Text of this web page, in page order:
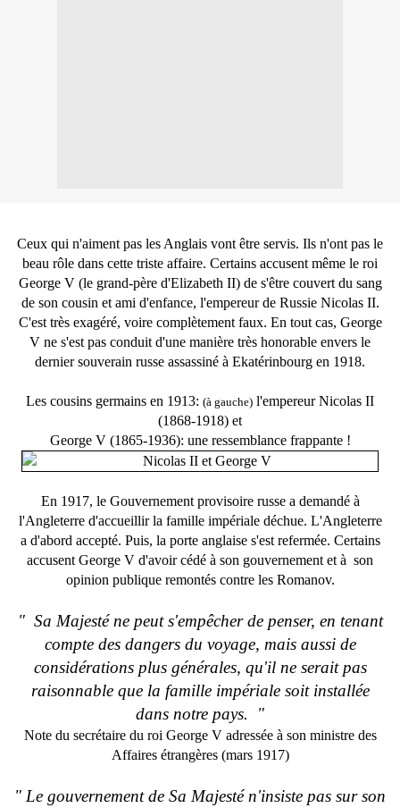
Ceux qui n'aiment pas les Anglais vont être servis. Ils n'ont pas le
beau rôle dans cette triste affaire. Certains accusent même le roi
George V (le grand-père d'Elizabeth II) de s'être couvert du sang
de son cousin et ami d'enfance, l'empereur de Russie Nicolas II.
C'est très exagéré, voire complètement faux. En tout cas, George
V ne s'est pas conduit d'une manière très honorable envers le
dernier souverain russe assassiné à Ekatérinbourg en 1918.
Les cousins germains en 1913: (à gauche) l'empereur Nicolas II
(1868-1918) et
George V (1865-1936): une ressemblance frappante !
En 1917, le Gouvernement provisoire russe a demandé à
l'Angleterre d'accueillir la famille impériale déchue. L'Angleterre
a d'abord accepté. Puis, la porte anglaise s'est refermée. Certains
accusent George V d'avoir cédé à son gouvernement et à son
opinion publique remontés contre les Romanov.
" Sa Majesté ne peut s'empêcher de penser, en tenant
compte des dangers du voyage, mais aussi de
considérations plus générales, qu'il ne serait pas
raisonnable que la famille impériale soit installée
dans notre pays. "
Note du secrétaire du roi George V adressée à son ministre des
Affaires étrangères (mars 1917)
" Le gouvernement de Sa Majesté n'insiste pas sur son